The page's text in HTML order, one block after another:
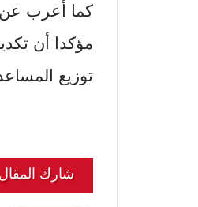
كما أعرب عن
مؤكدا أن
توزيع
شارك المقال